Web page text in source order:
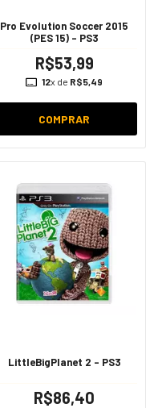
Pro Evolution Soccer 2015
(PES 15) - PS3
R$53,99
12x de R$5,49
COMPRAR
LittleBigPlanet 2 - PS3
R$86,40